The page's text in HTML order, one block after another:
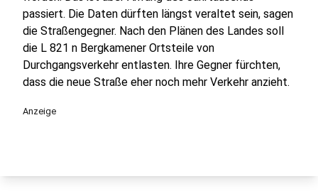
passiert. Die Daten dürften längst veraltet sein, sagen
die Straßengegner. Nach den Plänen des Landes soll
die L 821 n Bergkamener Ortsteile von
Durchgangsverkehr entlasten. Ihre Gegner fürchten,
dass die neue Straße eher noch mehr Verkehr anzieht.
Anzeige